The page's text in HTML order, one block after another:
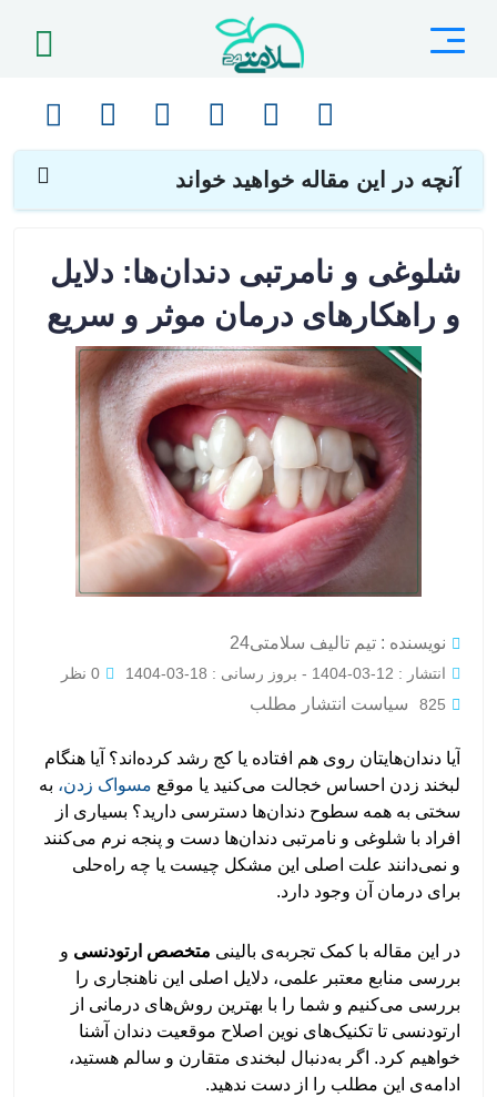
صفحه اصلی
دندانپزشکی
شلوغی و نامرتبی دندان‌ها: دلایل و راهکارهای درمان موثر و سریع
آنچه در این مقاله خواهید خواند
شلوغی و نامرتبی دندان‌ها: دلایل
و راهکارهای درمان موثر و سریع
نویسنده : تیم تالیف سلامتی24
انتشار : 12-03-1404 - بروز رسانی : 18-03-1404
0 نظر
825
سیاست انتشار مطلب
آیا دندان‌هایتان روی هم افتاده یا کج رشد کرده‌اند؟ آیا هنگام
لبخند زدن احساس خجالت می‌کنید یا موقع مسواک زدن، به
سختی به همه‌ سطوح دندان‌ها دسترسی دارید؟ بسیاری از
افراد با شلوغی و نامرتبی دندان‌ها دست و‌ پنجه نرم می‌کنند
و نمی‌دانند علت اصلی این مشکل چیست یا چه راه‌حلی
برای درمان آن وجود دارد.
در این مقاله با کمک تجربه‌ی بالینی متخصص ارتودنسی و
بررسی منابع معتبر علمی، دلایل اصلی این ناهنجاری را
بررسی می‌کنیم و شما را با بهترین روش‌های درمانی از
ارتودنسی تا تکنیک‌های نوین اصلاح موقعیت دندان آشنا
خواهیم کرد. اگر به‌دنبال لبخندی متقارن و سالم هستید،
ادامه‌ی این مطلب را از دست ندهید.